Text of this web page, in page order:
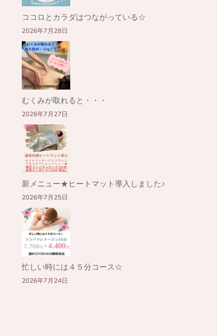
ココロとカラダはつながっている☆
2026年7月28日
むくみが取れると・・・
2026年7月27日
新メニュー★ヒートマット導入しました♪
2026年7月25日
忙しい時には４５分コース☆
2026年7月24日